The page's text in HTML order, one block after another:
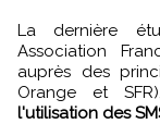
La dernière
Association
auprès des
Orange et
l'utilisation des